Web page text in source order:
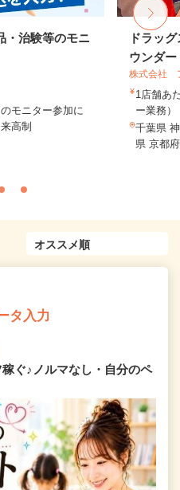
・治験等のモニ
モニター参加に
高制
ドラッ
ウンダ
株式会社
1店舗あ
ー業務
千葉県
県 京都
タ入力
ぐ♪ノルマなし・自分のペ